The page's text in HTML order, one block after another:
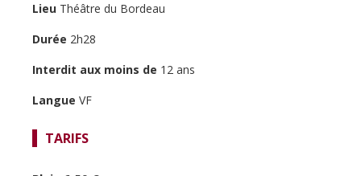
Lieu Théâtre du Bordeau
Durée 2h28
Interdit aux moins de 12 ans
Langue VF
TARIFS